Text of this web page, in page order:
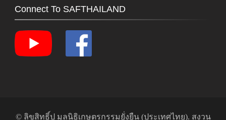
Connect To SAFTHAILAND
© ลิขสิทธิ์ป มูลนิธิเกษตรกรรมยั่งยืน (ประเทศไทย). สงวน